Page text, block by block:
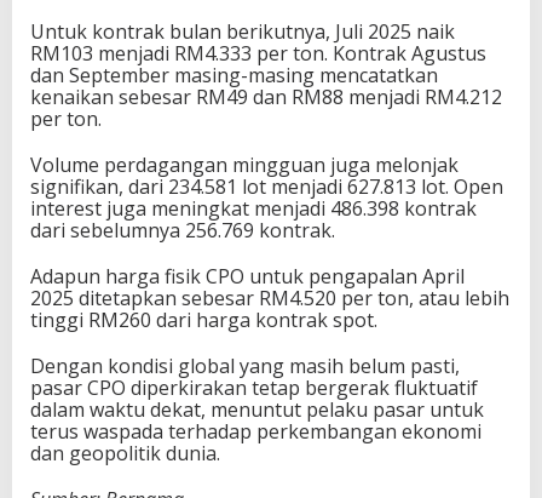
Untuk kontrak bulan berikutnya, Juli 2025 naik
RM103 menjadi RM4.333 per ton. Kontrak Agustus
dan September masing-masing mencatatkan
kenaikan sebesar RM49 dan RM88 menjadi RM4.212
per ton.
Volume perdagangan mingguan juga melonjak
signifikan, dari 234.581 lot menjadi 627.813 lot. Open
interest juga meningkat menjadi 486.398 kontrak
dari sebelumnya 256.769 kontrak.
Adapun harga fisik CPO untuk pengapalan April
2025 ditetapkan sebesar RM4.520 per ton, atau lebih
tinggi RM260 dari harga kontrak spot.
Dengan kondisi global yang masih belum pasti,
pasar CPO diperkirakan tetap bergerak fluktuatif
dalam waktu dekat, menuntut pelaku pasar untuk
terus waspada terhadap perkembangan ekonomi
dan geopolitik dunia.